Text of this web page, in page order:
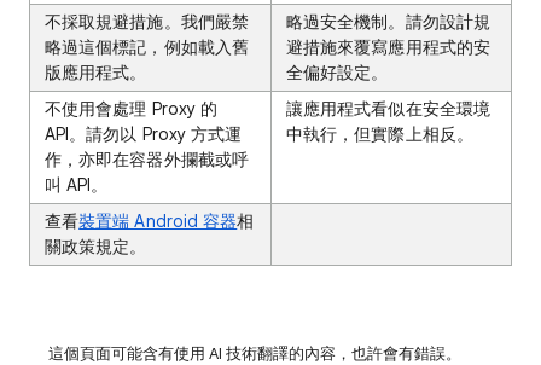
不採取規避措施。我們嚴禁
略過這個標記，例如載入舊
版應用程式。
略過安全機制。請勿設計規
避措施來覆寫應用程式的安
全偏好設定。
不使用會處理 Proxy 的
API。請勿以 Proxy 方式運
作，亦即在容器外攔截或呼
叫 API。
讓應用程式看似在安全環境
中執行，但實際上相反。
查看裝置端 Android 容器相
關政策規定。
這個頁面可能含有使用 AI 技術翻譯的內容，也許會有錯誤。